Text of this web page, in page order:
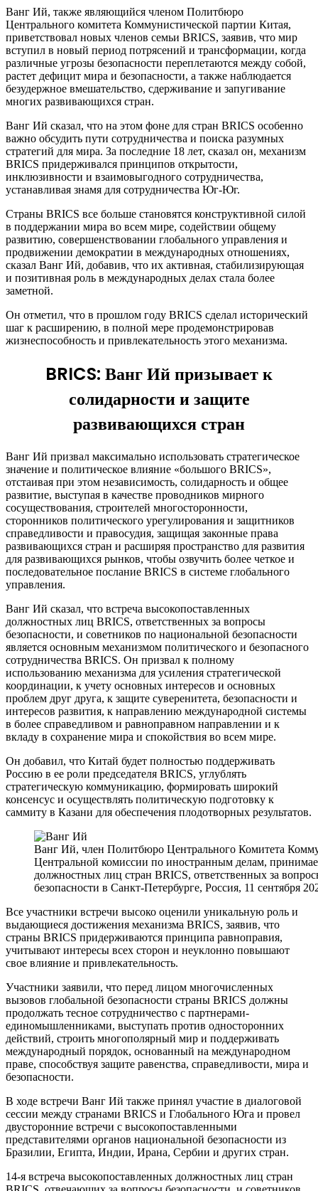
Ванг Ий, также являющийся членом Политбюро
Центрального комитета Коммунистической партии Китая,
приветствовал новых членов семьи BRICS, заявив, что мир
вступил в новый период потрясений и трансформации, когда
различные угрозы безопасности переплетаются между собой,
растет дефицит мира и безопасности, а также наблюдается
безудержное вмешательство, сдерживание и запугивание
многих развивающихся стран.
Ванг Ий сказал, что на этом фоне для стран BRICS особенно
важно обсудить пути сотрудничества и поиска разумных
стратегий для мира. За последние 18 лет, сказал он, механизм
BRICS придерживался принципов открытости,
инклюзивности и взаимовыгодного сотрудничества,
устанавливая знамя для сотрудничества Юг-Юг.
Страны BRICS все больше становятся конструктивной силой
в поддержании мира во всем мире, содействии общему
развитию, совершенствовании глобального управления и
продвижении демократии в международных отношениях,
сказал Ванг Ий, добавив, что их активная, стабилизирующая
и позитивная роль в международных делах стала более
заметной.
Он отметил, что в прошлом году BRICS сделал исторический
шаг к расширению, в полной мере продемонстрировав
жизнеспособность и привлекательность этого механизма.
BRICS: Ванг Ий призывает к
солидарности и защите
развивающихся стран
Ванг Ий призвал максимально использовать стратегическое
значение и политическое влияние «большого BRICS»,
отстаивая при этом независимость, солидарность и общее
развитие, выступая в качестве проводников мирного
сосуществования, строителей многосторонности,
сторонников политического урегулирования и защитников
справедливости и правосудия, защищая законные права
развивающихся стран и расширяя пространство для развития
для развивающихся рынков, чтобы озвучить более четкое и
последовательное послание BRICS в системе глобального
управления.
Ванг Ий сказал, что встреча высокопоставленных
должностных лиц BRICS, ответственных за вопросы
безопасности, и советников по национальной безопасности
является основным механизмом политического и безопасного
сотрудничества BRICS. Он призвал к полному
использованию механизма для усиления стратегической
координации, к учету основных интересов и основных
проблем друг друга, к защите суверенитета, безопасности и
интересов развития, к направлению международной системы
в более справедливом и равноправном направлении и к
вкладу в сохранение мира и спокойствия во всем мире.
Он добавил, что Китай будет полностью поддерживать
Россию в ее роли председателя BRICS, углублять
стратегическую коммуникацию, формировать широкий
консенсус и осуществлять политическую подготовку к
саммиту в Казани для обеспечения плодотворных результатов.
Ванг Ий, член Политбюро Центрального Комитета
Центральной комиссии по иностранным делам,
должностных лиц стран BRICS, ответственных за
безопасности в Санкт-Петербурге, Россия, 11 сентября
Все участники встречи высоко оценили уникальную роль и
выдающиеся достижения механизма BRICS, заявив, что
страны BRICS придерживаются принципа равноправия,
учитывают интересы всех сторон и неуклонно повышают
свое влияние и привлекательность.
Участники заявили, что перед лицом многочисленных
вызовов глобальной безопасности страны BRICS должны
продолжать тесное сотрудничество с партнерами-
единомышленниками, выступать против односторонних
действий, строить многополярный мир и поддерживать
международный порядок, основанный на международном
праве, способствуя защите равенства, справедливости, мира и
безопасности.
В ходе встречи Ванг Ий также принял участие в диалоговой
сессии между странами BRICS и Глобального Юга и провел
двусторонние встречи с высокопоставленными
представителями органов национальной безопасности из
Бразилии, Египта, Индии, Ирана, Сербии и других стран.
14-я встреча высокопоставленных должностных лиц стран